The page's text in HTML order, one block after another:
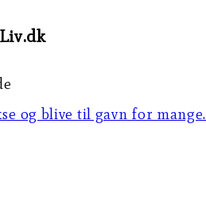
og blive til gavn for mange.